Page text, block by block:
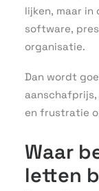
lijken, maar
software,
organisatie.
Dan wordt
en frustratie
Waar
letten